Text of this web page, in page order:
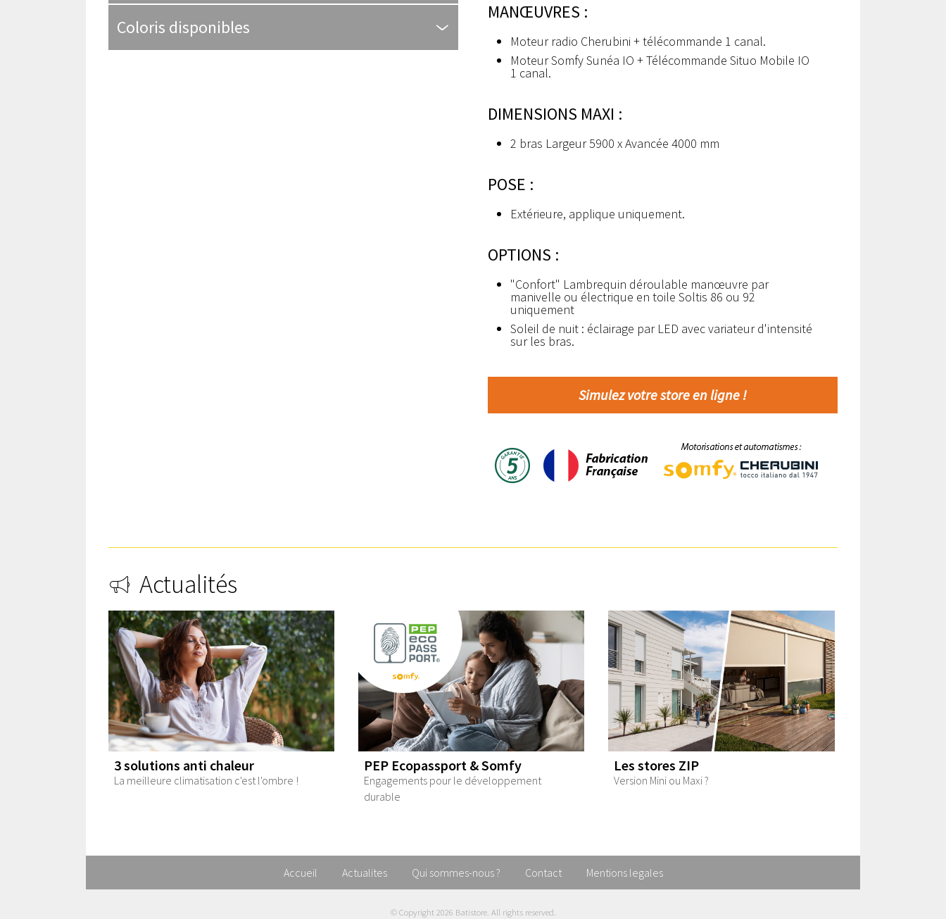
MANŒUVRES :
Moteur radio Cherubini + télécommande 1 canal.
Moteur Somfy Sunéa IO + Télécommande Situo Mobile IO
1 canal.
DIMENSIONS MAXI :
2 bras Largeur 5900 x Avancée 4000 mm
POSE :
Extérieure, applique uniquement.
OPTIONS :
"Confort" Lambrequin déroulable manœuvre par
manivelle ou électrique en toile Soltis 86 ou 92
uniquement
Soleil de nuit : éclairage par LED avec variateur d'intensité
sur les bras.
Simulez votre store en ligne !
Coloris disponibles
Actualités
3 solutions anti chaleur
La meilleure climatisation c'est l'ombre !
PEP Ecopassport & Somfy
Engagements pour le développement
durable
Les stores ZIP
Version Mini ou Maxi ?
Accueil Actualites Qui sommes-nous ? Contact Mentions legales
© Copyright 2026 Batistore. All rights reserved.